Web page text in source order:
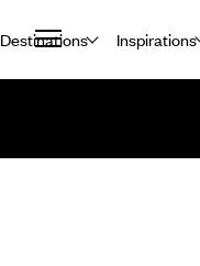
Destinations Inspirations